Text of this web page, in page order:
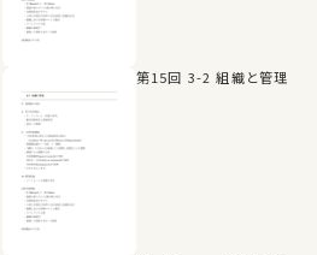
第15回 3-2 組織と管理